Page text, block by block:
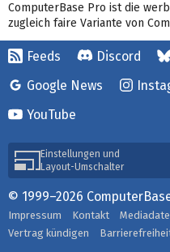
ComputerBase Pro ist die
zugleich faire Variante von
Feeds Discord
Google News
YouTube
Einstellungen und
Layout-Umschalter
© 1999–2026
Impressum Kontakt
Vertrag kündigen